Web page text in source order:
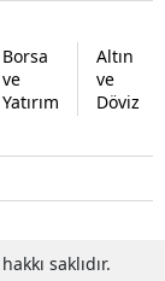
Borsa
ve
Yatırım
Altın
ve
Döviz
saklıdır.